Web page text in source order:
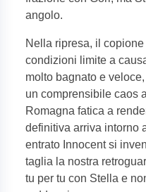
angolo.
Nella ripresa, il
condizioni limite a
molto bagnato e
un comprensibile caos
Romagna fatica a
definitiva arriva intorno
entrato Innocent si
taglia la nostra
tu per tu con Stella e